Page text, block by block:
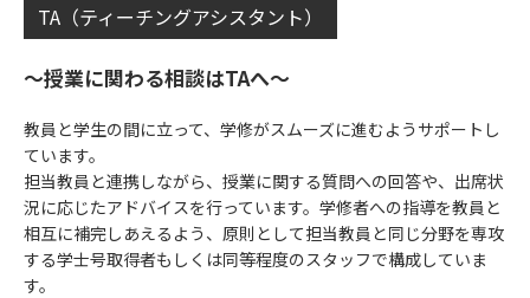
TA（ティーチングアシスタント）
～授業に関わる相談はTAへ～
教員と学生の間に立って、学修がスムーズに進むようサポートし
ています。
担当教員と連携しながら、授業に関する質問への回答や、出席状
況に応じたアドバイスを行っています。学修者への指導を教員と
相互に補完しあえるよう、原則として担当教員と同じ分野を専攻
する学士号取得者もしくは同等程度のスタッフで構成していま
す。